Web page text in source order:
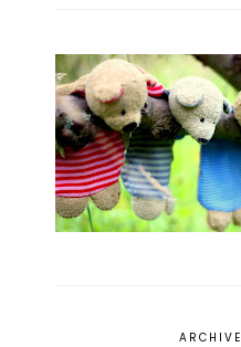
ARCHIVE